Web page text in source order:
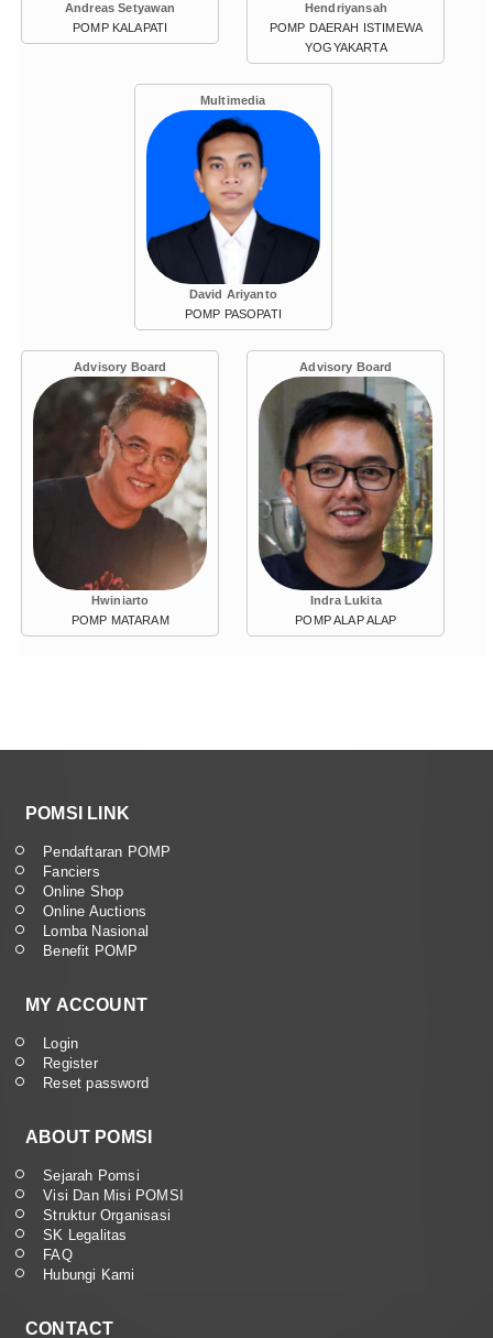
Andreas Setyawan
POMP KALAPATI
Hendriyansah
POMP DAERAH ISTIMEWA
YOGYAKARTA
Multimedia
David Ariyanto
POMP PASOPATI
Advisory Board
Hwiniarto
POMP MATARAM
Advisory Board
Indra Lukita
POMP ALAP ALAP
POMSI LINK
Pendaftaran POMP
Fanciers
Online Shop
Online Auctions
Lomba Nasional
Benefit POMP
MY ACCOUNT
Login
Register
Reset password
ABOUT POMSI
Sejarah Pomsi
Visi Dan Misi POMSI
Struktur Organisasi
SK Legalitas
FAQ
Hubungi Kami
CONTACT